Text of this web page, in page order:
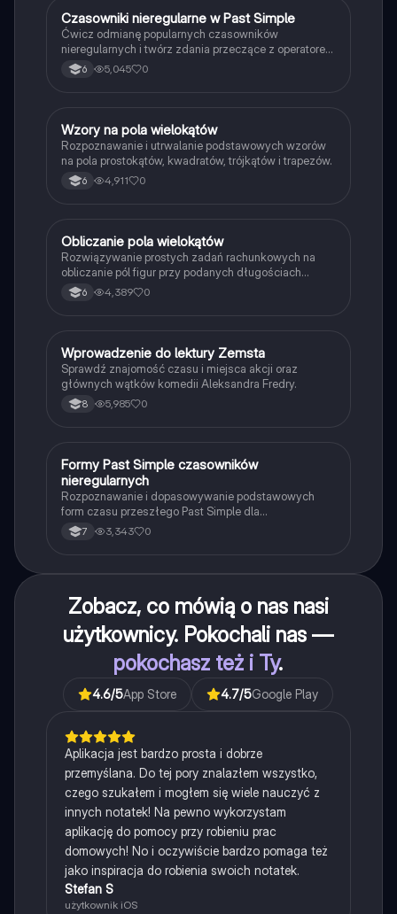
CJęzyk angielski
Czasowniki nieregularne w Past Simple
Ćwicz odmianę popularnych czasowników
nieregularnych i twórz zdania przeczące z operatorem
didn't w czasie Past Simple.
6 5,045 0
WMatematyka
Wzory na pola wielokątów
Rozpoznawanie i utrwalanie podstawowych wzorów
na pola prostokątów, kwadratów, trójkątów i trapezów.
6 4,911 0
OMatematyka
Obliczanie pola wielokątów
Rozwiązywanie prostych zadań rachunkowych na
obliczanie pól figur przy podanych długościach
boków i wysokości.
6 4,389 0
WJęzyk polski
Wprowadzenie do lektury Zemsta
Sprawdź znajomość czasu i miejsca akcji oraz
głównych wątków komedii Aleksandra Fredry.
8 5,985 0
FJęzyk angielski
Formy Past Simple czasowników
nieregularnych
Rozpoznawanie i dopasowywanie podstawowych
form czasu przeszłego Past Simple dla
najpopularniejszych czasowników nieregularnych.
7 3,343 0
Zobacz, co mówią o nas nasi
użytkownicy. Pokochali nas —
pokochasz też i Ty.
4.6/5App Store 4.7/5Google Play
Aplikacja jest bardzo prosta i dobrze
przemyślana. Do tej pory znalazłem wszystko,
czego szukałem i mogłem się wiele nauczyć z
innych notatek! Na pewno wykorzystam
aplikację do pomocy przy robieniu prac
domowych! No i oczywiście bardzo pomaga też
jako inspiracja do robienia swoich notatek.
Stefan S
użytkownik iOS